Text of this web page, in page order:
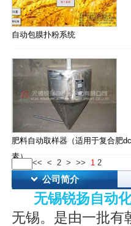
自动包膜扑粉系统
肥料自动取样器（适用于复合肥
素）
<< < 2 > >> 1 2
公司简介
无锡锐扬自动化
无锡。是由一批有